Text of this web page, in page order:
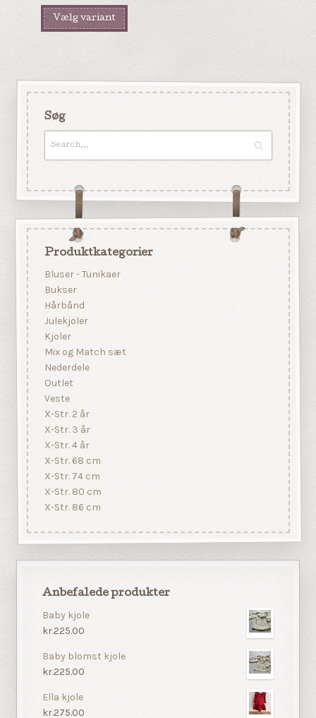
Vælg variant
Søg
Produktkategorier
Bluser - Tunikaer
Bukser
Hårbånd
Julekjoler
Kjoler
Mix og Match sæt
Nederdele
Outlet
Veste
X-Str. 2 år
X-Str. 3 år
X-Str. 4 år
X-Str. 68 cm
X-Str. 74 cm
X-Str. 80 cm
X-Str. 86 cm
Anbefalede produkter
Baby kjole
kr.225.00
Baby blomst kjole
kr.225.00
Ella kjole
kr.275.00